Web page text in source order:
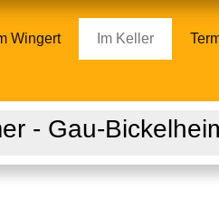
Wingert Im Keller
- Gau-